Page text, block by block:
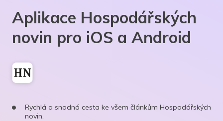
Aplikace Hospodářských
novin pro iOS a Android
Rychlá a snadná cesta ke všem článkům Hospodářských
novin.